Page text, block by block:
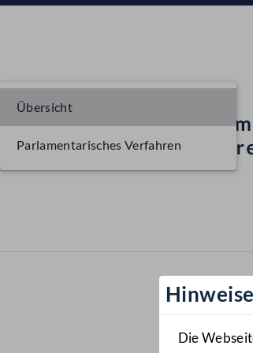
Die
Übersicht
Parlamentarisches Verfahren